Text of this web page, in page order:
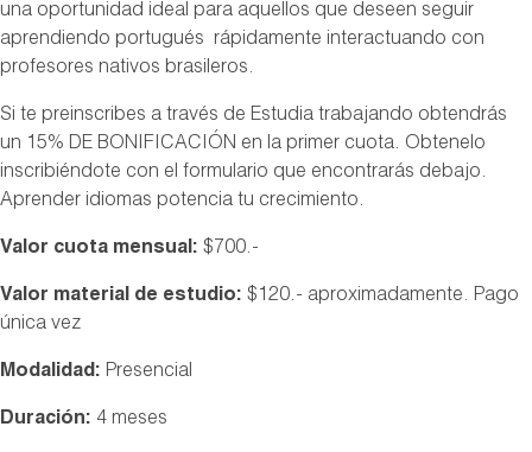
una oportunidad ideal para aquellos que deseen seguir
aprendiendo portugués rápidamente interactuando con
profesores nativos brasileros.
Si te preinscribes a través de Estudia trabajando obtendrás
un 15% DE BONIFICACIÓN en la primer cuota. Obtenelo
inscribiéndote con el formulario que encontrarás debajo.
Aprender idiomas potencia tu crecimiento.
Valor cuota mensual: $700.-
Valor material de estudio: $120.- aproximadamente. Pago
única vez
Modalidad: Presencial
Duración: 4 meses